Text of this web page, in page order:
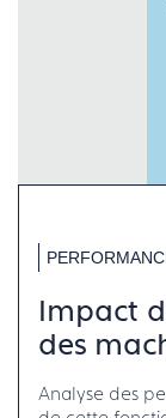
Impact
des
Analyse des